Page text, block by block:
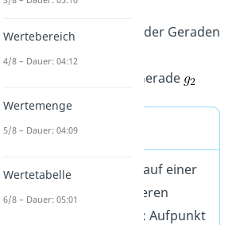
Geraden
: Vektor des Aufpunkts der Geraden
: Richtungsvektor der Gerade
Lösungsweg
Beliebigen Punkt P auf einer
der Geraden definieren
(einfachste Lösung: Aufpunkt
Wertebereich
4/8 – Dauer: 04:12
Wertemenge
5/8 – Dauer: 04:09
Wertetabelle
6/8 – Dauer: 05:01